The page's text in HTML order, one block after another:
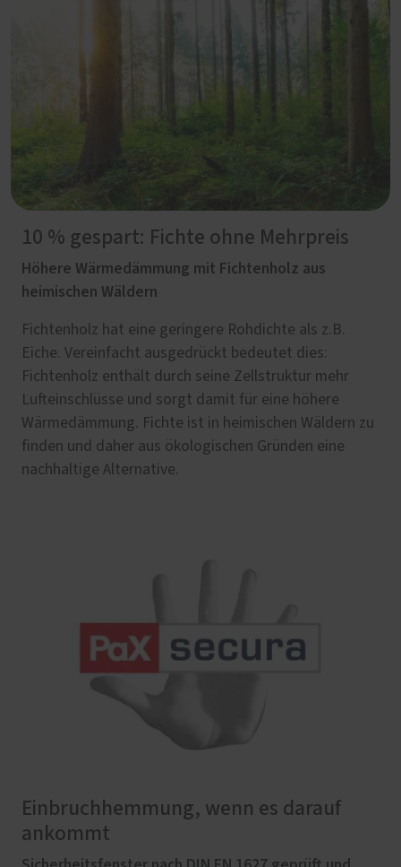
10 % gespart: Fichte ohne Mehrpreis
Höhere Wärmedämmung mit Fichtenholz aus
heimischen Wäldern
Fichtenholz hat eine geringere Rohdichte als z.B.
Eiche. Vereinfacht ausgedrückt bedeutet dies:
Fichtenholz enthält durch seine Zellstruktur mehr
Lufteinschlüsse und sorgt damit für eine höhere
Wärmedämmung. Fichte ist in heimischen Wäldern zu
finden und daher aus ökologischen Gründen eine
nachhaltige Alternative.
Einbruchhemmung, wenn es darauf
ankommt